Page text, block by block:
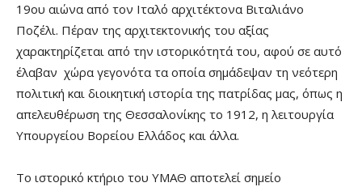
19ου αιώνα από τον Ιταλό αρχιτέκτονα Βιταλιάνο
Ποζέλι. Πέραν της αρχιτεκτονικής του αξίας
χαρακτηρίζεται από την ιστορικότητά του, αφού σε αυτό
έλαβαν χώρα γεγονότα τα οποία σημάδεψαν τη νεότερη
πολιτική και διοικητική ιστορία της πατρίδας μας, όπως η
απελευθέρωση της Θεσσαλονίκης το 1912, η λειτουργία
Υπουργείου Βορείου Ελλάδος και άλλα.
Το ιστορικό κτήριο του ΥΜΑΘ αποτελεί σημείο